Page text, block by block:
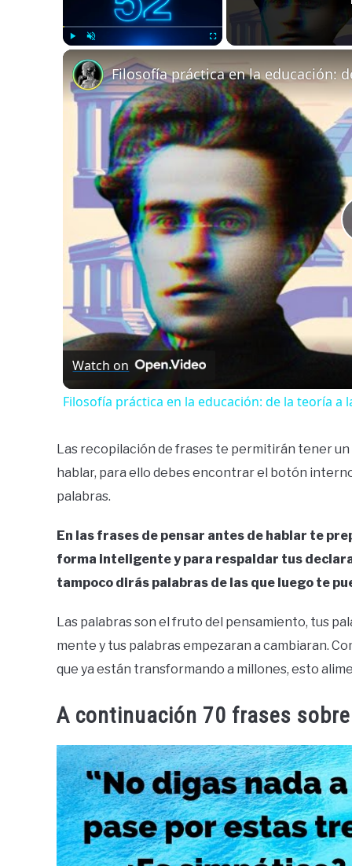
Filosofía práctica en la educación:
Watch on
Filosofía práctica en la educación: de la teoría a
Las recopilación de frases te permitirán tener
hablar, para ello debes encontrar el botón
palabras.
En las frases de pensar antes de hablar te
forma inteligente y para respaldar tus
tampoco dirás palabras de las que luego te
Las palabras son el fruto del pensamiento, tus
mente y tus palabras empezaran a cambiaran.
que ya están transformando a millones, esto
A continuación 70 frases